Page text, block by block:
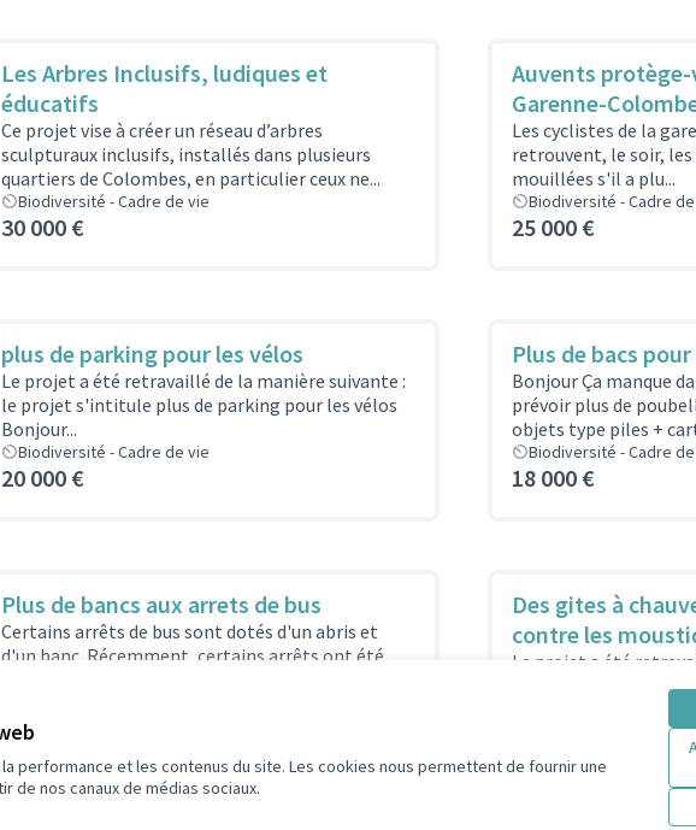
performance et les contenus du site. Les cookies nous permettent de fournir une
de nos canaux de médias sociaux.
Les Arbres Inclusifs, ludiques et
éducatifs
Ce projet vise à créer un réseau d’arbres
sculpturaux inclusifs, installés dans plusieurs
quartiers de Colombes, en particulier ceux ne...
Biodiversité - Cadre de vie
30 000 €
Auvents protège-
Garenne-
Les cyclistes de la
retrouvent, le soir, les
mouillées s'il a plu...
Biodiversité - Cadre
25 000 €
plus de parking pour les vélos
Le projet a été retravaillé de la manière suivante :
le projet s'intitule plus de parking pour les vélos
Bonjour...
Biodiversité - Cadre de vie
20 000 €
Plus de bacs
Bonjour Ça manque
prévoir plus de
objets type piles +
Biodiversité - Cadre
18 000 €
Plus de bancs aux arrets de bus
Certains arrêts de bus sont dotés d'un abris et
d'un banc. Récemment, certains arrêts ont été
Biodiversité - Cadre de vie
10 000 €
Des gites à
contre les
Le projet a été
en accord avec le
Biodiversité - Cadre
4 000 €